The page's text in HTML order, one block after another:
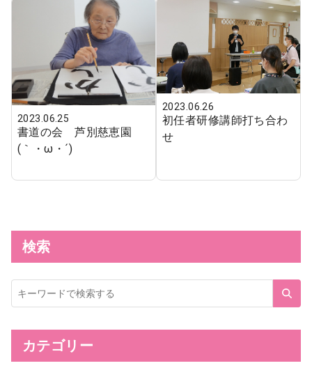
2023.06.25
書道の会 芦別慈恵園
(｀・ω・´)ゞ
2023.06.26
初任者研修講師打ち合わ
せ
検索
サ
イ
ト
検
カテゴリー